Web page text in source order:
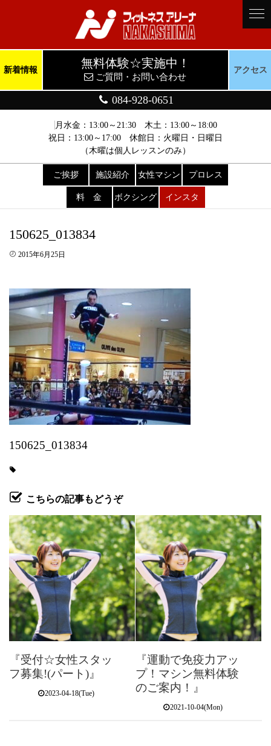
月水金：13:00～21:30 木土：13:00～18:00
祝日：13:00～17:00 休館日：火曜日・日曜日
（木曜は個人レッスンのみ）
084-928-0651
新着情報
無料体験☆実施中！
ご質問・お問い合わせ
アクセス
ご挨拶 施設紹介 女性マシン プロレス
料 金 ボクシング インスタ
150625_013834
2015年6月25日
150625_013834
こちらの記事もどうぞ
『受付☆女性スタッ
フ募集!(パート)』
2023-04-18(Tue)
『運動で免疫力アッ
プ！マシン無料体験
のご案内！』
2021-10-04(Mon)